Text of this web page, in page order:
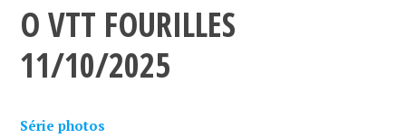
O VTT FOURILLES
11/10/2025
Série photos